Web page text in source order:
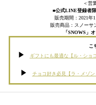
＜営
■公式LINE登録者
販売期間：2021年
販売商品：スノーサ
「SNOWS」
こ
ギフトにも最適な【ル・ショ
チョコ好き必見【ラ・メゾ